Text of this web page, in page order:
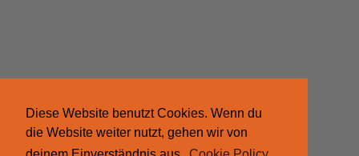
Diese Website benutzt Cookies. Wenn du
die Website weiter nutzt, gehen wir von